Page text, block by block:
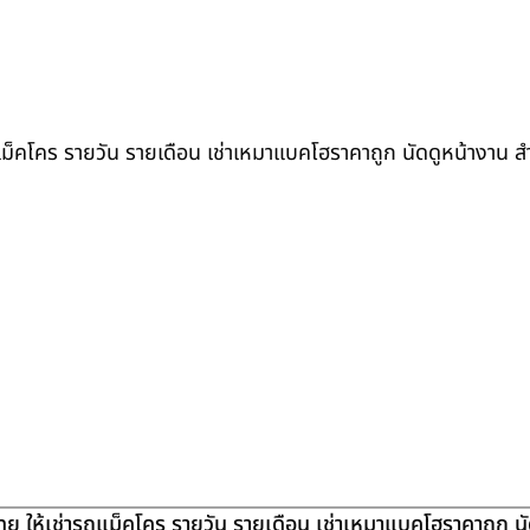
โคร รายวัน รายเดือน เช่าเหมาแบคโฮราคาถูก นัดดูหน้างาน ส